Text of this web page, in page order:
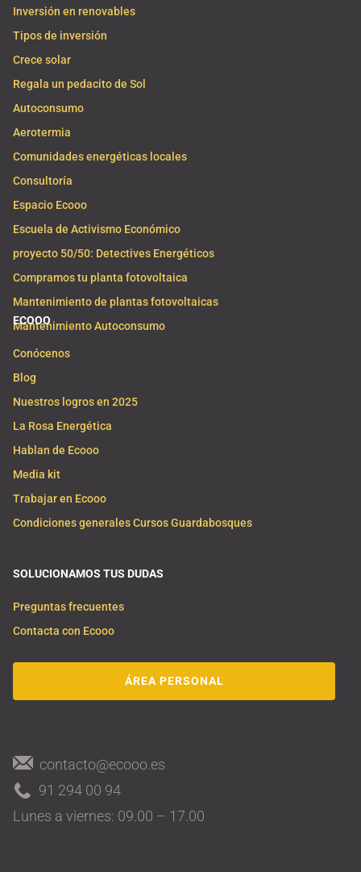
Inversión en renovables
Tipos de inversión
Crece solar
Regala un pedacito de Sol
Autoconsumo
Aerotermia
Comunidades energéticas locales
Consultoría
Espacio Ecooo
Escuela de Activismo Económico
proyecto 50/50: Detectives Energéticos
Compramos tu planta fotovoltaica
Mantenimiento de plantas fotovoltaicas
Mantenimiento Autoconsumo
ECOOO
Conócenos
Blog
Nuestros logros en 2025
La Rosa Energética
Hablan de Ecooo
Media kit
Trabajar en Ecooo
Condiciones generales Cursos Guardabosques
SOLUCIONAMOS TUS DUDAS
Preguntas frecuentes
Contacta con Ecooo
ÁREA PERSONAL
contacto@ecooo.es
91 294 00 94
Lunes a viernes: 09.00 – 17.00